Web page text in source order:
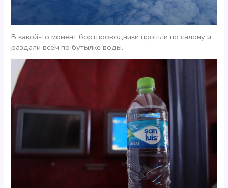
В какой-то момент бортпроводники прошли по салону и
раздали всем по бутылке воды.